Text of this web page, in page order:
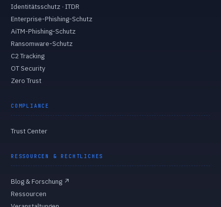
Identitätsschutz · ITDR
Enterprise-Phishing-Schutz
AiTM-Phishing-Schutz
Ransomware-Schutz
C2 Tracking
OT Security
Zero Trust
COMPLIANCE
Trust Center
RESSOURCEN & RECHTLICHES
Blog & Forschung ↗
Ressourcen